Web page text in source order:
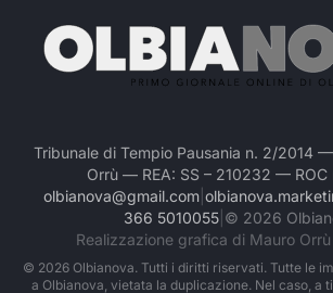
Tribunale di Tempio Pausania n. 2/2014
Orrù — REA: SS – 210232 — ROC
olbianova@gmail.com
366 5010055| © 2026
Realizzazione grafica di Mauro
© 2026Olbianova. Tutti i diritti riservati. Tutte le
a Olbianova, vietata la duplicazione. Nel caso, a